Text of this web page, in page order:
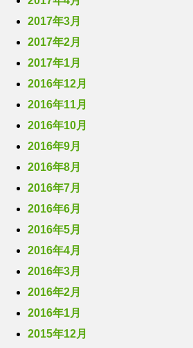
2017年3月
2017年2月
2017年1月
2016年12月
2016年11月
2016年10月
2016年9月
2016年8月
2016年7月
2016年6月
2016年5月
2016年4月
2016年3月
2016年2月
2016年1月
2015年12月